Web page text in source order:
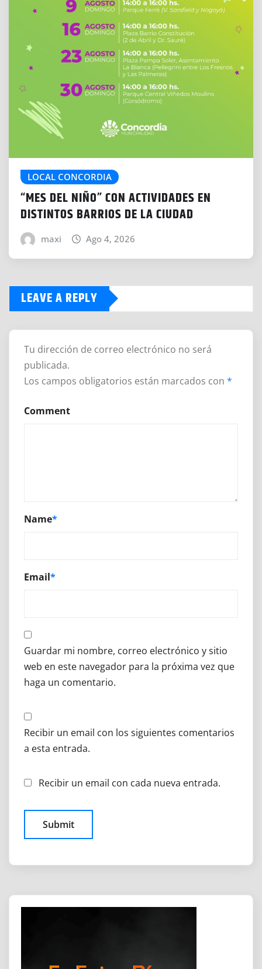
LOCAL CONCORDIA
“MES DEL NIÑO” CON ACTIVIDADES EN
DISTINTOS BARRIOS DE LA CIUDAD
maxi Ago 4, 2026
LEAVE A REPLY
Tu dirección de correo electrónico no será
publicada.
Los campos obligatorios están marcados con *
Comment
Name*
Email*
Guardar mi nombre, correo electrónico y sitio
web en este navegador para la próxima vez que
haga un comentario.
Recibir un email con los siguientes comentarios
a esta entrada.
Recibir un email con cada nueva entrada.